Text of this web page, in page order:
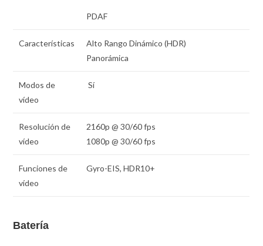
PDAF
Características
Alto Rango Dinámico (HDR)
Panorámica
Modos de
vídeo
Sí
Resolución de
vídeo
2160p @ 30/60 fps
1080p @ 30/60 fps
Funciones de
vídeo
Gyro-EIS, HDR10+
Batería